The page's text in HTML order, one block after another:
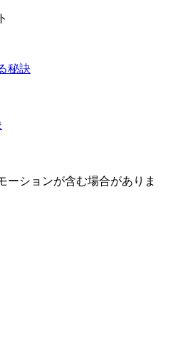
秘訣
ションが含む場合がありま